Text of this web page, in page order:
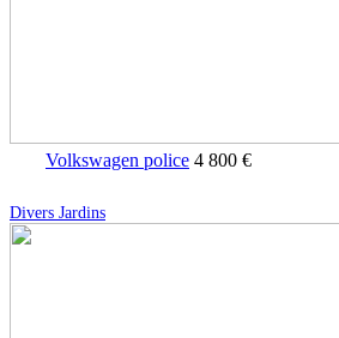
Volkswagen police 4 800 €
Divers Jardins